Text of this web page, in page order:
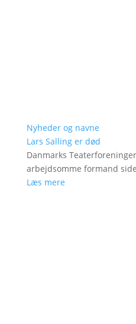
Nyheder og navne
Lars Salling er død
Danmarks
arbejdsomme formand
Læs mere